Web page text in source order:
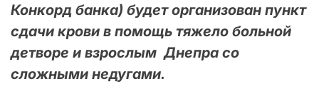
Конкорд банка) будет организован пункт
сдачи крови в помощь тяжело больной
детворе и взрослым Днепра со
сложными недугами.